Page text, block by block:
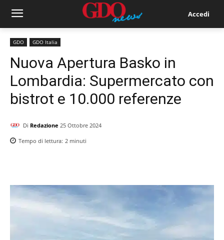
Accedi
GDO GDO Italia
Nuova Apertura Basko in
Lombardia: Supermercato con
bistrot e 10.000 referenze
Di Redazione 25 Ottobre 2024
Tempo di lettura: 2 minuti